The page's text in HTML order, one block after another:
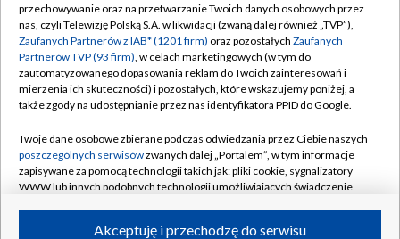
Abonament TVP
Emisja w TVP
Centrum informacji TVP
Naziemna Telewizja Cyfrowa
Rada Programowa
System NOS
Informacje o nadawcy
Regulamin TVP
Polityka prywatności
Moje zgody
Pomoc
Kontakt
Kanały
przechowywanie oraz na przetwarzanie Twoich danych osobowych przez
nas, czyli Telewizję Polską S.A. w likwidacji (zwaną dalej również „TVP”),
Zaufanych Partnerów z IAB* (1201 firm) oraz pozostałych Zaufanych
Partnerów TVP (93 firm), w celach marketingowych (w tym do
zautomatyzowanego dopasowania reklam do Twoich zainteresowań i
mierzenia ich skuteczności) i pozostałych, które wskazujemy poniżej, a
także zgody na udostępnianie przez nas identyfikatora PPID do Google.
Twoje dane osobowe zbierane podczas odwiedzania przez Ciebie naszych
poszczególnych serwisówzwanych dalej „Portalem”, w tym informacje
zapisywane za pomocą technologii takich jak: pliki cookie, sygnalizatory
WWW lub innych podobnych technologii umożliwiających świadczenie
ruchu w Internecie.Akceptuję i przechodzę do serwisu